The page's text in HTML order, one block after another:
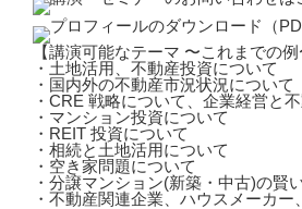
【講演可能なテーマ 〜これまでの例
・土地活用、不動産投資について
・国内外の不動産市況状況について
・CRE 戦略について、企業経営と
・マンション投資について
・REIT 投資について
・相続と土地活用について
・空き家問題について
・分譲マンション(新築・中古)の賢
・不動産関連企業、ハウスメーカ